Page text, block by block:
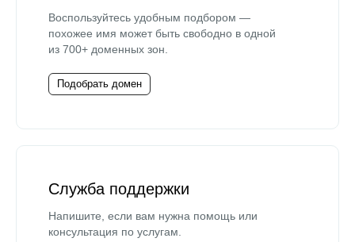
Воспользуйтесь удобным подбором —
похожее имя может быть свободно в одной
из 700+ доменных зон.
Подобрать домен
Служба поддержки
Напишите, если вам нужна помощь или
консультация по услугам.